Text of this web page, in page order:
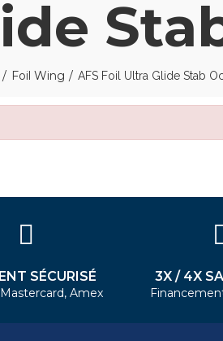
Foil Wing AFS Foil Ultra Glide Stab
SÉCURISÉ
Mastercard, Amex
3X / 4X